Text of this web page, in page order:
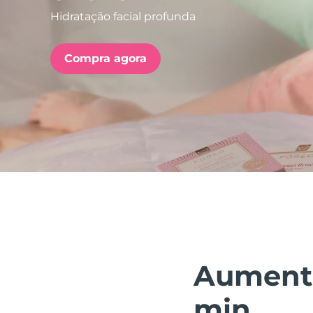
Hidratação facial profunda
Compra agora
issa™ Teeth Whitening Set
FAQ™ Dual LED Panel
POPULAR